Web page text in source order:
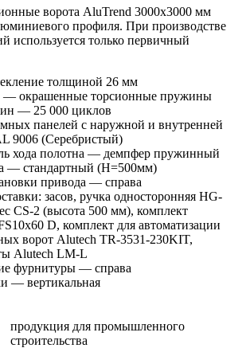
ворота AluTrend 3000х3000 мм
профиля. При производстве
используется только первичный
толщиной 26 мм
окрашенные торсионные пружины
— 25 000 циклов
панелей с наружной и внутренней
9006 (Серебристый)
хода полотна — демпфер пружинный
— стандартный (H=500мм)
привода — справа
засов, ручка односторонняя HG-
CS-2 (высота 500 мм), комплект
D, комплект для автоматизации
ворот Alutech TR-3531-230KIT,
Alutech LM-L
фурнитуры — справа
— вертикальная
продукция для промышленного
строительства